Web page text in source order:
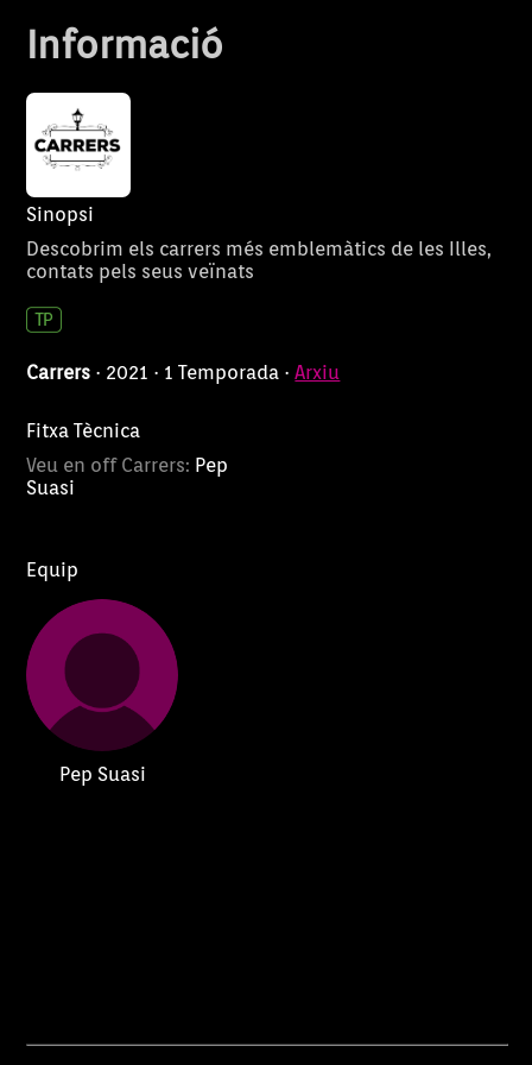
alguna de les especialitats dels
mereix una visita.
Informació
Sinopsi
Descobrim els carrers més emblemàtics de les Illes,
contats pels seus veïnats
Carrers · 2021 · 1 Temporada ·Arxiu
Fitxa Tècnica
Veu en off Carrers: Pep
Suasi
Equip
Pep Suasi